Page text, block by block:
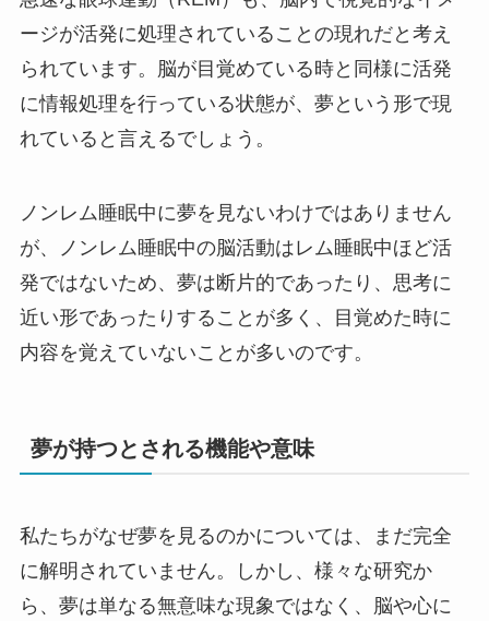
ージが活発に処理されていることの現れだと考え
られています。脳が目覚めている時と同様に活発
に情報処理を行っている状態が、夢という形で現
れていると言えるでしょう。
ノンレム睡眠中に夢を見ないわけではありません
が、ノンレム睡眠中の脳活動はレム睡眠中ほど活
発ではないため、夢は断片的であったり、思考に
近い形であったりすることが多く、目覚めた時に
内容を覚えていないことが多いのです。
夢が持つとされる機能や意味
私たちがなぜ夢を見るのかについては、まだ完全
に解明されていません。しかし、様々な研究か
ら、夢は単なる無意味な現象ではなく、脳や心に